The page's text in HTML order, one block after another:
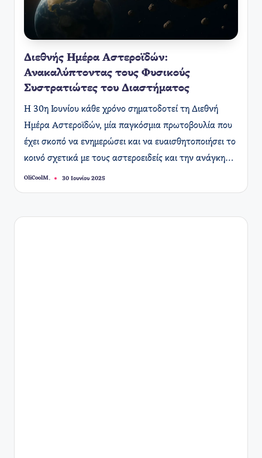
Διεθνής Ημέρα Αστεροϊδών:
Ανακαλύπτοντας τους Φυσικούς
Συστρατιώτες του Διαστήματος
Η 30η Ιουνίου κάθε χρόνο σηματοδοτεί τη Διεθνή
Ημέρα Αστεροϊδών, μία παγκόσμια πρωτοβουλία που
έχει σκοπό να ενημερώσει και να ευαισθητοποιήσει το
κοινό σχετικά με τους αστεροειδείς και την ανάγκη…
Συγγραφέας:
OliCoolM. 30 Ιουνίου 2025